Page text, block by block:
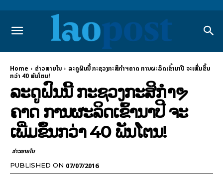
Home ຂ່າວພາຍ​ໃນ
ລະດູຝົນນີ້ ກະຊວງກະສິກຳຯຄາດ ການຜະລິດເຂົ້ານາປີ ຈະເພີ່ມຂຶ້ນ
ກວ່າ 40 ພັນໂຕນ!
ລະດູຝົນນີ້ ກະຊວງກະສິກຳຯ
ຄາດ ການຜະລິດເຂົ້ານາປີ ຈະ
ເພີ່ມຂຶ້ນກວ່າ 40 ພັນໂຕນ!
ຂ່າວພາຍ​ໃນ
PUBLISHED ON 07/07/2016